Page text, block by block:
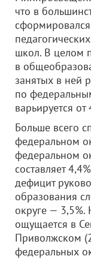
что в
школ. В целом
в
занятых в ней
по
варьируется
Больше всего
федеральном
федеральном
составляет
дефицит
образования
округе — 3,5%.
ощущается в
Приволжском
федеральных